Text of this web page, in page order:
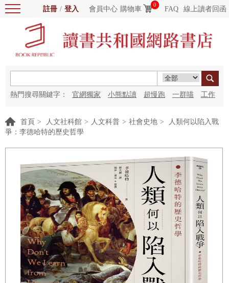
註冊 / 登入 會員中心 購物車
0
FAQ 線上讀者回函
熱門搜尋關鍵字： 官網獨家 小熊點讀 超慢跑 一群喵 工作
首頁 > 人文社科館 > 人文科普 > 社會史地 >
人類何以陷入戰
爭：李德哈特的歷史哲學